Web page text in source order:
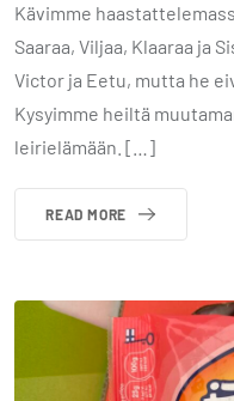
Kävimme
Saaraa, Viljaa, Klaaraa ja
Victor ja Eetu, mutta he
Kysyimme heiltä
leirielämään. […]
READ MORE